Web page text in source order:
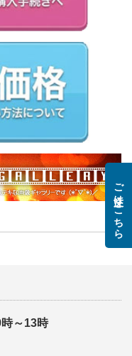
～13時
ご注文はこちら